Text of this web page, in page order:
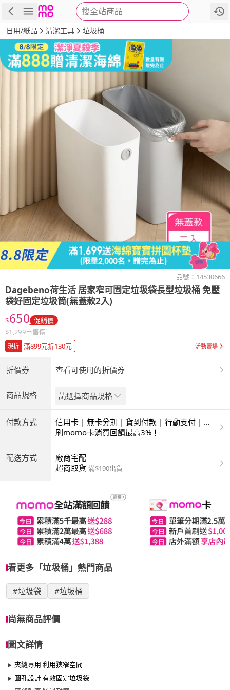
搜全站商品
商品 評價 詳情
日用/紙品 清潔工具 垃圾桶
品號： 14530666
Dagebeno荷生活 居家窄可固定垃圾袋長型垃圾桶 免壓
袋好固定垃圾筒(無蓋款2入)
$650 促銷價
$1,299市售價
現折 滿899元折130元 活動賣場
折價券 查看可使用的折價券
商品規格 請選擇商品規格
付款方式
信用卡 | 無卡分期 | 貨到付款 | 行動支付 | 超
商付款 | ATM | 銀聯卡
刷momo卡消費回饋最高3%！
配送方式
廠商宅配
超商取貨 滿$190出貨
看更多「垃圾桶」熱門商品
#垃圾袋 #垃圾桶
尚無商品評價
圖文詳情
夾縫專用 利用狹窄空間
圓孔設計 有效固定垃圾袋